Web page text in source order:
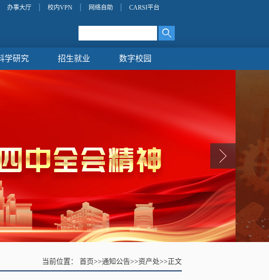
办事大厅 校内VPN 网络自助 CARSI平台
学研究 招生就业 数字校园
当前位置： 首页>>通知公告>>资产处>> 正文